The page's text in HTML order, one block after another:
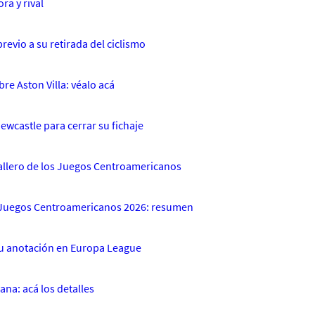
y rival
a su retirada del ciclismo
Aston Villa: véalo acá
para cerrar su fichaje
de los Juegos Centroamericanos
Centroamericanos 2026: resumen
anotación en Europa League
acá los detalles